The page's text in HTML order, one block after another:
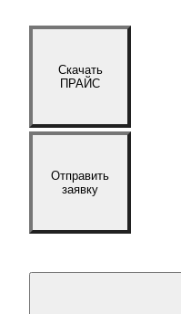
Скачать
ПРАЙС
Отправить
заявку